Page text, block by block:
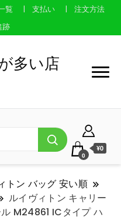
覧 支払い
注文方法
跡
多い店
0
¥0
トン バッグ 安い順
ルイヴィトン キャリー
M24861 ICタイプ ハ